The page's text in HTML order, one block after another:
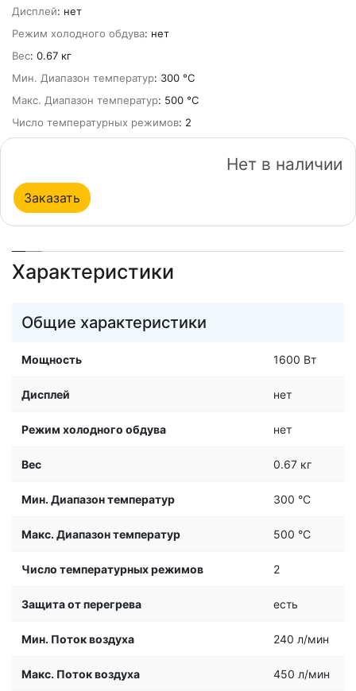
Дисплей: нет
Режим холодного обдува: нет
Вес: 0.67 кг
Мин. Диапазон температур: 300 °С
Макс. Диапазон температур: 500 °С
Число температурных режимов: 2
Нет в наличии
Заказать
Характеристики
Общие характеристики
Мощность 1600 Вт
Дисплей нет
Режим холодного обдува нет
Вес 0.67 кг
Мин. Диапазон температур 300 °С
Макс. Диапазон температур 500 °С
Число температурных режимов 2
Защита от перегрева есть
Мин. Поток воздуха 240 л/мин
Макс. Поток воздуха 450 л/мин